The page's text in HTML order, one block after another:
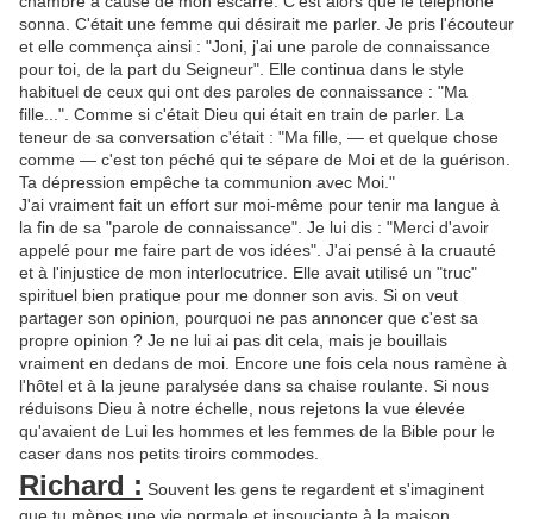
sonna. C'était une femme qui désirait me parler. Je pris l'écouteur
et elle commença ainsi : "Joni, j'ai une parole de connaissance
pour toi, de la part du Seigneur". Elle continua dans le style
habituel de ceux qui ont des paroles de connaissance : "Ma
fille...". Comme si c'était Dieu qui était en train de parler. La
teneur de sa conversation c'était : "Ma fille, — et quelque chose
comme — c'est ton péché qui te sépare de Moi et de la guérison.
Ta dépression empêche ta communion avec Moi."
J'ai vraiment fait un effort sur moi-même pour tenir ma langue à
la fin de sa "parole de connaissance". Je lui dis : "Merci d'avoir
appelé pour me faire part de vos idées". J'ai pensé à la cruauté
et à l'injustice de mon interlocutrice. Elle avait utilisé un "truc"
spirituel bien pratique pour me donner son avis. Si on veut
partager son opinion, pourquoi ne pas annoncer que c'est sa
propre opinion ? Je ne lui ai pas dit cela, mais je bouillais
vraiment en dedans de moi. Encore une fois cela nous ramène à
l'hôtel et à la jeune paralysée dans sa chaise roulante. Si nous
réduisons Dieu à notre échelle, nous rejetons la vue élevée
qu'avaient de Lui les hommes et les femmes de la Bible pour le
caser dans nos petits tiroirs commodes.
Richard : Souvent les gens te regardent et s'imaginent